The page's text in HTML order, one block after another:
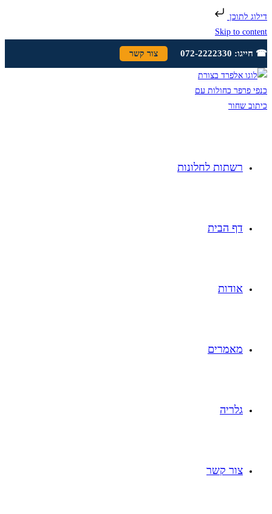
דילוג לתוכן
Skip to content
☎ חייגו: 072-2222330 צור קשר
רשתות לחלונות
דף הבית
אודות
מאמרים
גלריה
צור קשר